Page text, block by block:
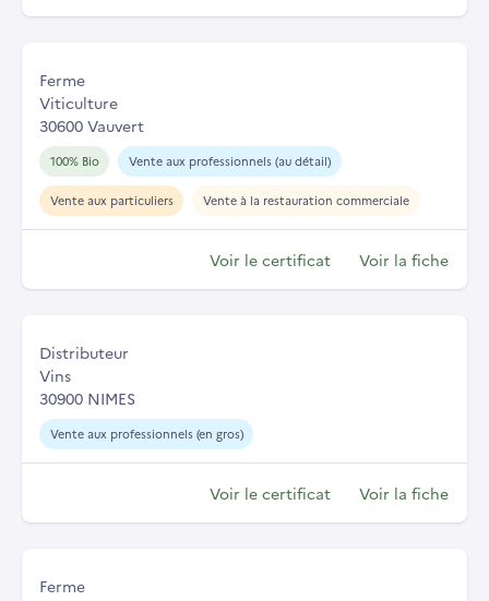
Ferme
Viticulture
30600 Vauvert
100% Bio Vente aux professionnels (au détail)
Vente aux particuliers Vente à la restauration commerciale
Voir le certificat Voir la fiche
Distributeur
Vins
30900 NIMES
Vente aux professionnels (en gros)
Voir le certificat Voir la fiche
Ferme